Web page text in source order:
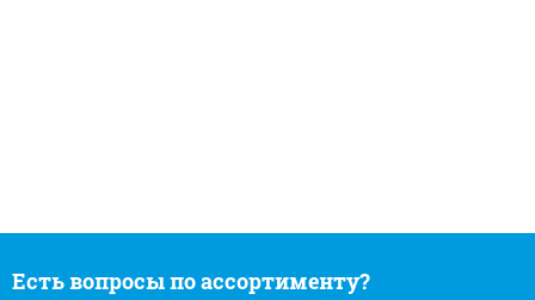
Есть вопросы по ассортименту?